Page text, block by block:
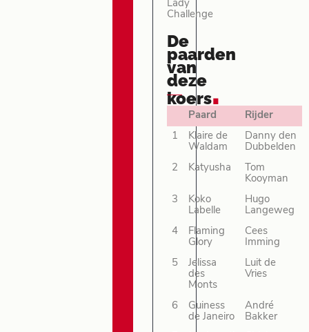
Lady
Challenge
De
paarden
van
deze
koers.
Paard
Rijder
1
Klaire de
Waldam
Danny den
Dubbelden
2
Katyusha
Tom
Kooyman
3
Koko
Labelle
Hugo
Langeweg
4
Flaming
Glory
Cees
Imming
5
Jelissa
des
Monts
Luit de
Vries
6
Guiness
de Janeiro
André
Bakker